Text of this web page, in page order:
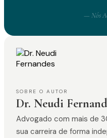
— Nós
SOBRE O AUTOR
Dr. Neudi
Advogado com mais de
sua carreira de forma